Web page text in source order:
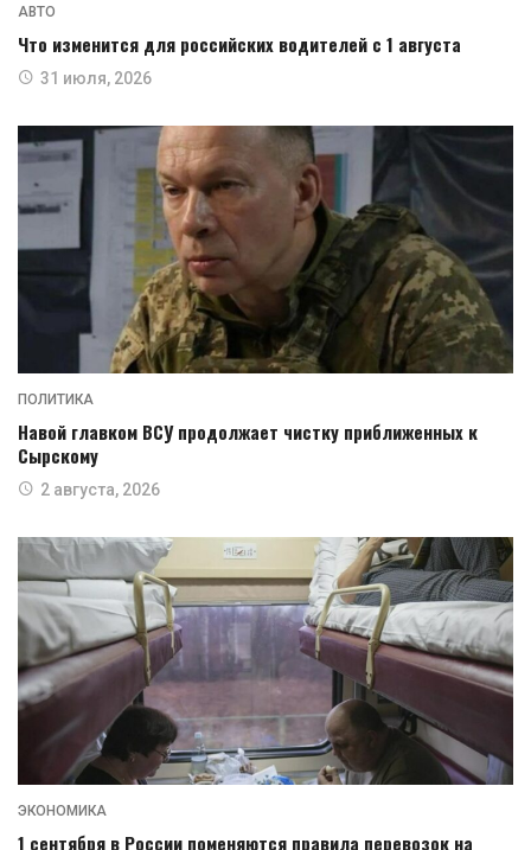
АВТО
Что изменится для российских водителей с 1 августа
31 июля, 2026
ПОЛИТИКА
Навой главком ВСУ продолжает чистку приближенных к
Сырскому
2 августа, 2026
ЭКОНОМИКА
1 сентября в России поменяются правила перевозок на